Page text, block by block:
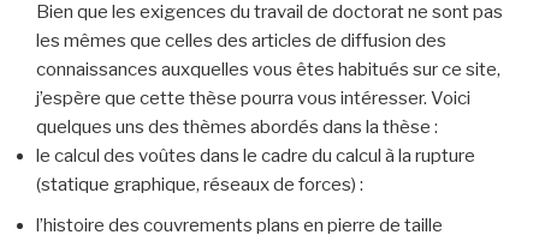
Bien que les exigences du travail de doctorat ne sont pas
les mêmes que celles des articles de diffusion des
connaissances auxquelles vous êtes habitués sur ce site,
j’espère que cette thèse pourra vous intéresser. Voici
quelques uns des thèmes abordés dans la thèse :
le calcul des voûtes dans le cadre du calcul à la rupture
(statique graphique, réseaux de forces) :
l’histoire des couvrements plans en pierre de taille